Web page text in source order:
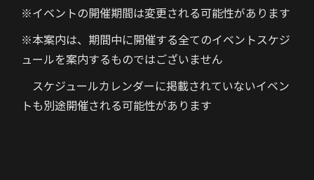
※イベントの開催期間は変更される可能性があります
※本案内は、期間中に開催する全てのイベントスケジ
ュールを案内するものではございません
スケジュールカレンダーに掲載されていないイベン
トも別途開催される可能性があります